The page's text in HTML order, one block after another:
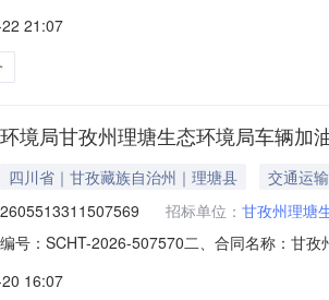
量：1项主要功能或目标：对该项目从施工到
流程，涵盖合
21:07
境局甘孜州理塘生态环境局车辆
四川省｜甘孜藏族自治州｜理塘县
交通运输
招标单位： 甘孜州理塘
号：SCHT-2026-507570二、合同名称：甘
方式：13990492094供应商(乙方)：中国石
16:07